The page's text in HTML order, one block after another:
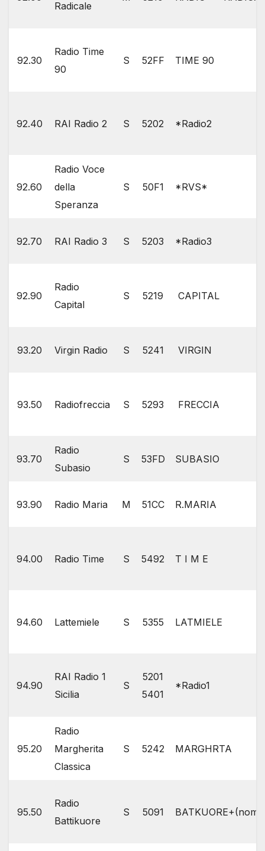
Radicale
92.30
Radio Time
90
S 52FF TIME 90
92.40 RAI Radio 2 S 5202 *Radio2
92.60
Radio Voce
della
Speranza
S 50F1 *RVS*
92.70 RAI Radio 3 S 5203 *Radio3
92.90
Radio
Capital
S 5219 CAPITAL
93.20 Virgin Radio S 5241 VIRGIN
93.50 Radiofreccia S 5293 FRECCIA
93.70
Radio
Subasio
S 53FD SUBASIO
93.90 Radio Maria M 51CC R.MARIA
94.00 Radio Time S 5492 T I M E
94.60 Lattemiele S 5355 LATMIELE
94.90
RAI Radio 1
Sicilia
S
5201
5401
*Radio1
95.20
Radio
Margherita
Classica
S 5242 MARGHRTA
95.50
Radio
Battikuore
S 5091